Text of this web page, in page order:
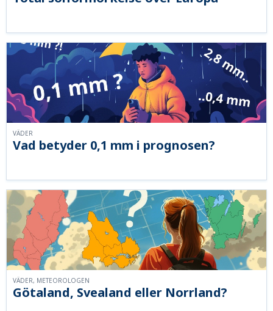
Vad betyder 0,1 mm i prognosen?
VÄDER
Götaland, Svealand eller Norrland?
VÄDER, METEOROLOGEN